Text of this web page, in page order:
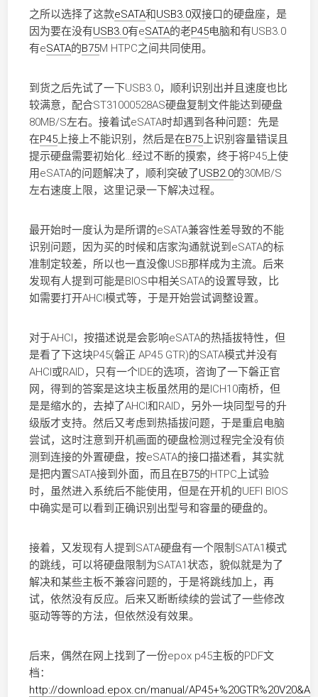
之所以选择了这款eSATA和USB3.0双接口的硬盘座，是
因为要在没有USB3.0有eSATA的老P45电脑和有USB3.0
有eSATA的B75M HTPC之间共同使用。
到货之后先试了一下USB3.0，顺利识别出并且速度也比
较满意，配合ST31000528AS硬盘复制文件能达到硬盘
80MB/S左右。接着试eSATA时却遇到各种问题： 先是
在P45上接上不能识别，然后是在B75上识别容量错误且
提示硬盘需要初始化…经过不断的摸索，终于将P45上使
用eSATA的问题解决了，顺利突破了USB2.0的30MB/S
左右速度上限，这里记录一下解决过程。
最开始时一度认为是所谓的eSATA兼容性差导致的不能
识别问题，因为买的时候和店家沟通就说到eSATA的标
准制定较差，所以也一直没像USB那样成为主流。后来
发现有人提到可能是BIOS中相关SATA的设置导致，比
如需要打开AHCI模式等，于是开始尝试调整设置。
对于AHCI，按描述说是会影响eSATA的热插拔特性，但
是看了下这块P45(磐正 AP45 GTR)的SATA模式并没有
AHCI或RAID，只有一个IDE的选项，咨询了一下磐正官
网，得到的答案是这块主板虽然用的是ICH10南桥，但
是是缩水的，去掉了AHCI和RAID，另外一块同型号的升
级版才支持。然后又考虑到热插拔问题，于是重启电脑
尝试，这时注意到开机画面的硬盘检测过程完全没有侦
测到连接的外置硬盘，按eSATA的接口描述看，其实就
是把内置SATA接到外面，而且在B75的HTPC上试验
时，虽然进入系统后不能使用，但是在开机的UEFI BIOS
中确实是可以看到正确识别出型号和容量的硬盘的。
接着，又发现有人提到SATA硬盘有一个限制SATA1模式
的跳线，可以将硬盘限制为SATA1状态，貌似就是为了
解决和某些主板不兼容问题的，于是将跳线加上，再
试，依然没有反应。后来又断断续续的尝试了一些修改
驱动等等的方法，但依然没有效果。
后来，偶然在网上找到了一份epox p45主板的PDF文
档：
http://download.epox.cn/manual/